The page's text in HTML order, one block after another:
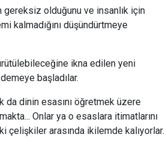
olduğunu ve insanlık için
kalmadığını düşündürtmeye
ikna edilen yeni
başladılar.
dinin esasını öğretmek üzere
Onlar ya o esaslara itimatlarını
çelişkiler arasında ikilemde kalıyorlar.